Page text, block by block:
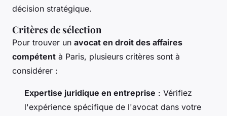
décision stratégique.
Critères de sélection
Pour trouver un avocat en droit des affaires
compétent à Paris, plusieurs critères sont à
considérer :
Expertise juridique en entreprise : Vérifiez
l'expérience spécifique de l'avocat dans votre